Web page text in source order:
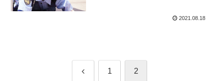
2021.08.18
前 1 2